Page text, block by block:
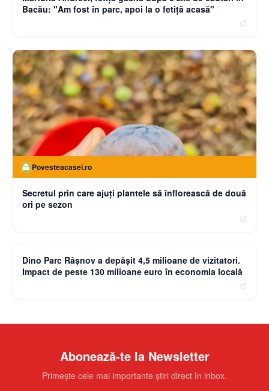
Bacău: "Am fost în parc, apoi la o fetiţă acasă"
Povesteacasei.ro
Secretul prin care ajuți plantele să înflorească de două
ori pe sezon
Dino Parc Râșnov a depășit 4,5 milioane de vizitatori.
Impact de peste 130 milioane euro în economia locală
Abonează-te la Newsletter
Primește cele mai importante știri direct în inbox.